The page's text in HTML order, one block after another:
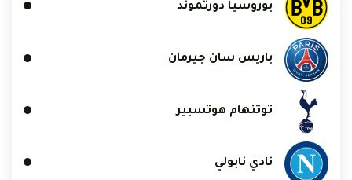
بوروسيا دورتموند
باريس سان جيرمان
توتنهام هوتسبير
نادي نابولي